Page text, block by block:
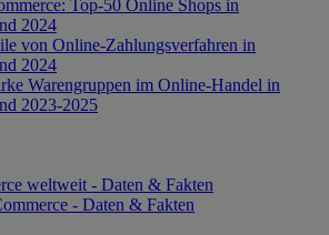
Top-50 Online Shops in
2024
von Online-Zahlungsverfahren in
2024
Warengruppen im Online-Handel in
2023-2025
weltweit - Daten & Fakten
- Daten & Fakten